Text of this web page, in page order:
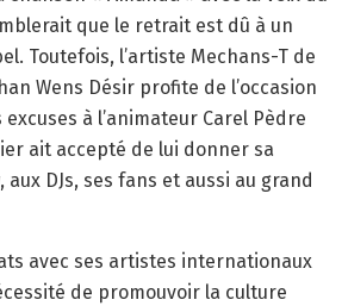
que le retrait est dû à un
Toutefois, l’artiste Mechans-T de
Wens Désir profite de l’occasion
à l’animateur Carel Pèdre
ait accepté de lui donner sa
DJs, ses fans et aussi au grand
avec ses artistes internationaux
de promouvoir la culture